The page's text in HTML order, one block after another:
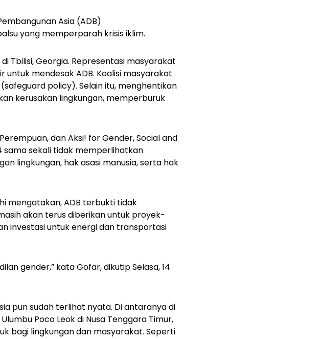
Asia (ADB)
yang memperparah krisis iklim.
Tbilisi, Georgia. Representasi masyarakat
mendesak ADB. Koalisi masyarakat
safeguard policy). Selain itu, menghentikan
kerusakan lingkungan, memperburuk
dan Aksi! forGender, Social and
sama sekali tidak memperlihatkan
lingkungan, hak asasi manusia, serta hak
mengatakan, ADB terbukti tidak
akan terus diberikan untuk proyek-
investasi untuk energi dan transportasi
gender,” kata Gofar, dikutip Selasa, 14
pun sudah terlihat nyata. Di antaranya di
Poco Leok di Nusa Tenggara Timur,
bagi lingkungan dan masyarakat. Seperti